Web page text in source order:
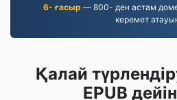
6- ғасыр — 800- ден астам
керемет
Қалай
EPUB